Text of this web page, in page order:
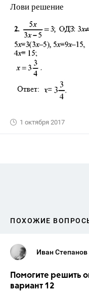
Лови решение
1 октября 2017
ПОХОЖИЕ
Иван Степанов
Помогите решить
вариант 12